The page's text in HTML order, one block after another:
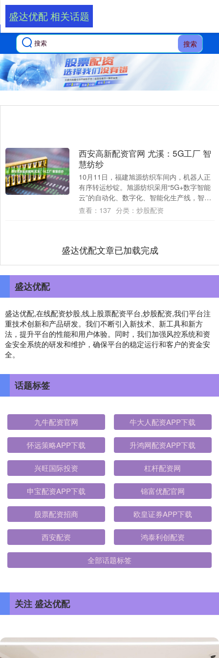
搜索
盛达优配 相关话题
西安高新配资官网 尤溪：5G工厂 智
慧纺纱
10月11日，福建旭源纺织车间内，机器人正
有序转运纱锭。旭源纺织采用“5G+数字智能
云”的自动化、数字化、智能化生产线，智能
化率超90%，实现粗纱到细纱到络筒再....
查看： 137 分类： 炒股配资
盛达优配文章已加载完成
盛达优配
盛达优配,在线配资炒股,线上股票配资平台,炒股配资,我们平台注
重技术创新和产品研发。我们不断引入新技术、新工具和新方
法，提升平台的性能和用户体验。同时，我们加强风控系统和资
金安全系统的研发和维护，确保平台的稳定运行和客户的资金安
全。
话题标签
九牛配资官网 牛大人配资APP下载
怀远策略APP下载 升鸿网配资APP下载
兴旺国际投资 杠杆配资网
申宝配资APP下载 锦富优配官网
股票配资招商 欧皇证券APP下载
西安配资 鸿泰利创配资
全部话题标签
关注 盛达优配